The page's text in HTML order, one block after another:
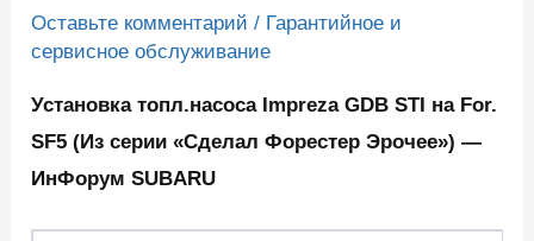
Оставьте комментарий / Гарантийное и
сервисное обслуживание
Установка топл.насоса Impreza GDB STI на For.
SF5 (Из серии «Сделал Форестер Эрочее») —
ИнФорум SUBARU